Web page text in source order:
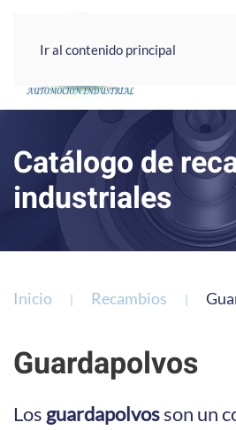
Ir al contenido principal
Catálogo de
industriales
Inicio Recambios
Guardapolvos
Los guardapolvosson un